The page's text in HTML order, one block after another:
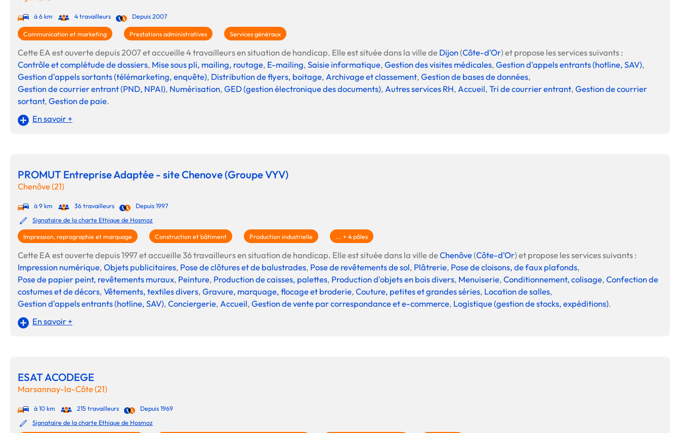
à 6 km 4 travailleurs Depuis 2007
Communication et marketing Prestations administratives Services généraux
Cette EA est ouverte depuis 2007 et accueille 4 travailleurs en situation de handicap. Elle est située dans la ville deDijon(Côte-d'Or) et propose les services suivants :
Contrôle et complétude de dossiers, Mise sous pli, mailing, routage, E-mailing,Saisie informatique,Gestion des visites médicales,Gestion d'appels entrants (hotline, SAV),
Gestion d'appels sortants (télémarketing, enquête), Distribution de flyers, boitage, Archivage et classement,Gestion de bases de données,
Gestion de courrier entrant (PND, NPAI), Numérisation,GED (gestion électronique des documents), Autres services RH, Accueil,Tri de courrier entrant,Gestion de courrier
sortant,Gestion de paie.
En savoir +
PROMUT Entreprise Adaptée - site Chenove (Groupe VYV)
Chenôve (21)
à 9 km 36 travailleurs
Depuis 1997
Signataire de la charte Ethique de Hosmoz
Impression, reprographie et marquage Construction et bâtiment Production industrielle ... + 4 pôles
Cette EA est ouverte depuis 1997 et accueille 36 travailleurs en situation de handicap. Elle est située dans la ville deChenôve(Côte-d'Or) et propose les services suivants :
Impression numérique,Objets publicitaires, Pose de clôtures et de balustrades, Pose de revêtements de sol, Plâtrerie, Pose de cloisons, de faux plafonds,
Pose de papier peint, revêtements muraux, Peinture, Production de caisses, palettes, Production d'objets en bois divers, Menuiserie,Conditionnement, colisage,Confection de
costumes et de décors,Vêtements, textiles divers,Gravure, marquage, flocage et broderie,Couture, petites et grandes séries, Location de salles,
Gestion d'appels entrants (hotline, SAV),Conciergerie,Accueil,Gestion de vente par correspondance et e-commerce, Logistique (gestion de stocks, expéditions).
En savoir +
ESAT ACODEGE
Marsannay-la-Côte (21)
à 10 km 215 travailleurs
Depuis 1969
Signataire de la charte Ethique de Hosmoz